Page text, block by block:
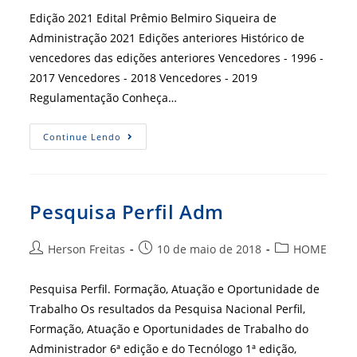
post:
Edição 2021 Edital Prêmio Belmiro Siqueira de
Administração 2021 Edições anteriores Histórico de
vencedores das edições anteriores Vencedores - 1996 -
2017 Vencedores - 2018 Vencedores - 2019
Regulamentação Conheça…
Continue Lendo Prêmio
Belmiro
Pesquisa Perfil Adm
Autor
post:
Herson Freitas
Post10 de maio de 2018
Categoria
post:
HOME
Pesquisa Perfil. Formação, Atuação e Oportunidade de
Trabalho Os resultados da Pesquisa Nacional Perfil,
Formação, Atuação e Oportunidades de Trabalho do
Administrador 6ª edição e do Tecnólogo 1ª edição,